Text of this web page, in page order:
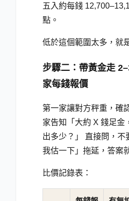
五入約每錢
點。
低於這個範圍太多，就
步驟二：帶黃金走
家每錢報價
第一家讓對方秤重，確
家告知「大約 X 錢足金
出多少？」 直接問，不
我估一下」拖延，答案
比價記錄表：